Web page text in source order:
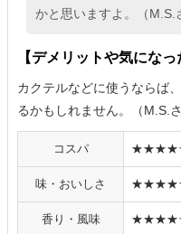
かと思いますよ。（M.S.
【デメリットや気になっ
カクテルなどに使うならば
るかもしれません。（M.S.
コスパ
味・おいしさ
香り・風味